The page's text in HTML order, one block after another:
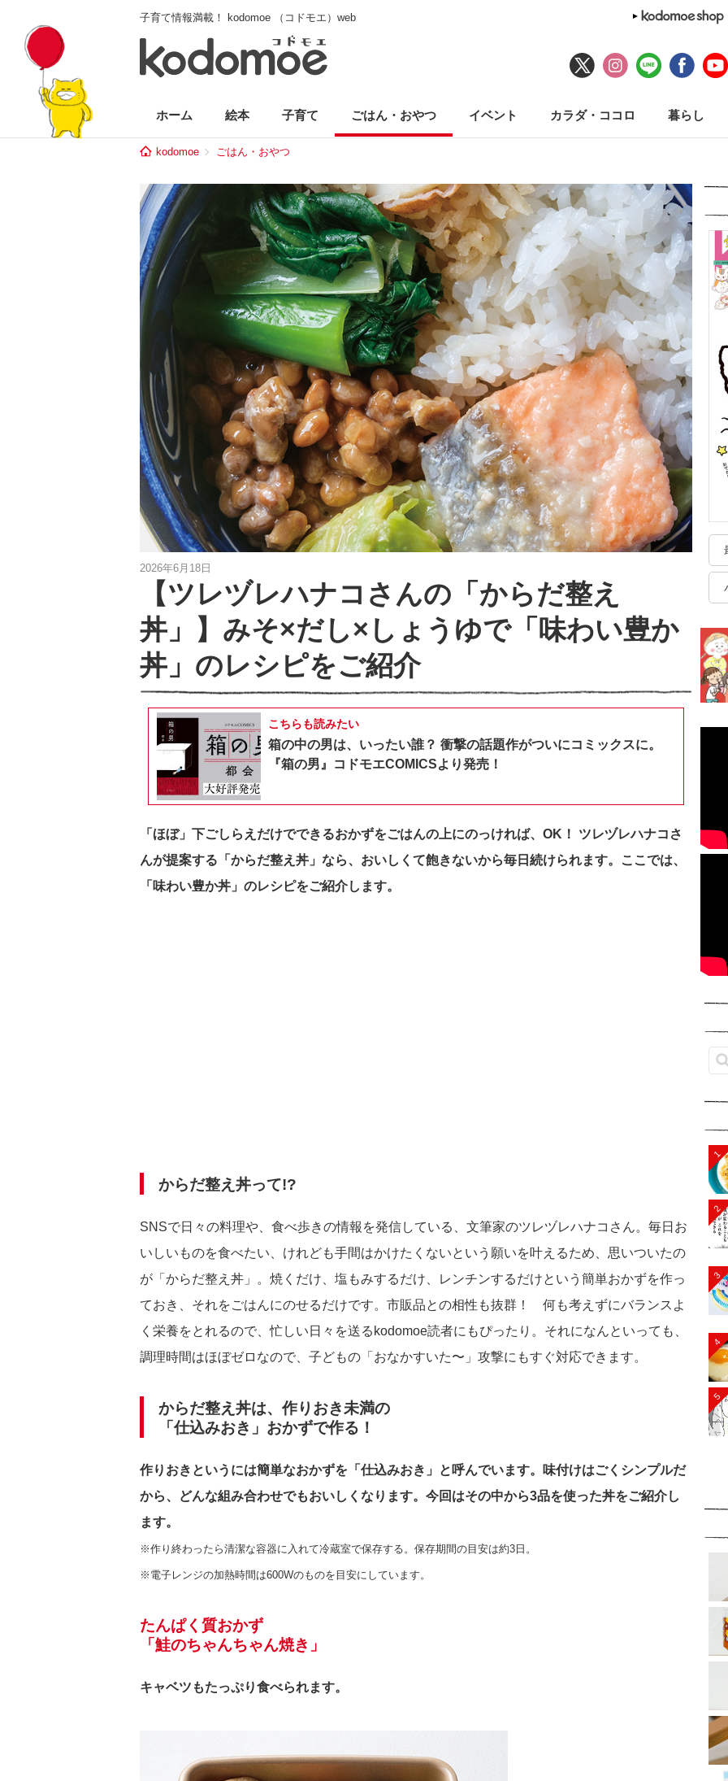
子育て情報満載！ kodomoe （コドモエ）web
ホーム 絵本 子育て ごはん・おやつ イベント カラダ・ココロ 暮らし
kodomoe ごはん・おやつ
2026年6月18日
【ツレヅレハナコさんの「からだ整え
丼」】みそ×だし×しょうゆで「味わい豊か
丼」のレシピをご紹介
こちらも読みたい
箱の中の男は、いったい誰？ 衝撃の話題作がついにコミックスに。
『箱の男』コドモエCOMICSより発売！
「ほぼ」下ごしらえだけでできるおかずをごはんの上にのっければ、OK！ ツレヅレハナコさ
んが提案する「からだ整え丼」なら、おいしくて飽きないから毎日続けられます。ここでは、
「味わい豊か丼」のレシピをご紹介します。
からだ整え丼って!?
SNSで日々の料理や、食べ歩きの情報を発信している、文筆家のツレヅレハナコさん。毎日お
いしいものを食べたい、けれども手間はかけたくないという願いを叶えるため、思いついたの
が「からだ整え丼」。焼くだけ、塩もみするだけ、レンチンするだけという簡単おかずを作っ
ておき、それをごはんにのせるだけです。市販品との相性も抜群！ 何も考えずにバランスよ
く栄養をとれるので、忙しい日々を送るkodomoe読者にもぴったり。それになんといっても、
調理時間はほぼゼロなので、子どもの「おなかすいた〜」攻撃にもすぐ対応できます。
からだ整え丼は、作りおき未満の
「仕込みおき」おかずで作る！
作りおきというには簡単なおかずを「仕込みおき」と呼んでいます。味付けはごくシンプルだ
から、どんな組み合わせでもおいしくなります。今回はその中から3品を使った丼をご紹介し
ます。
※作り終わったら清潔な容器に入れて冷蔵室で保存する。保存期間の目安は約3日。
※電子レンジの加熱時間は600Wのものを目安にしています。
たんぱく質おかず
「鮭のちゃんちゃん焼き」
キャベツもたっぷり食べられます。
1
2
3
4
5